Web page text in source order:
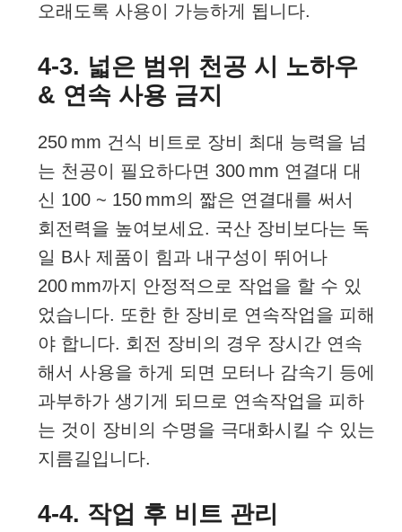
오래도록 사용이 가능하게 됩니다.
4-3. 넓은 범위 천공 시 노하우
& 연속 사용 금지
250 mm 건식 비트로 장비 최대 능력을 넘
는 천공이 필요하다면 300 mm 연결대 대
신 100 ~ 150 mm의 짧은 연결대를 써서
회전력을 높여보세요. 국산 장비보다는 독
일 B사 제품이 힘과 내구성이 뛰어나
200 mm까지 안정적으로 작업을 할 수 있
었습니다. 또한 한 장비로 연속작업을 피해
야 합니다. 회전 장비의 경우 장시간 연속
해서 사용을 하게 되면 모터나 감속기 등에
과부하가 생기게 되므로 연속작업을 피하
는 것이 장비의 수명을 극대화시킬 수 있는
지름길입니다.
4-4. 작업 후 비트 관리